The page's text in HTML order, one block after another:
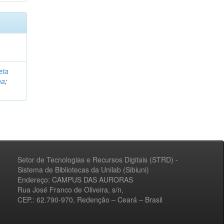
;
Setor de Tecnologias e Recursos Digitais (STRD) -
Sistema de Bibliotecas da Unilab (Sibiuni)
Endereço: CAMPUS DAS AURORAS
Rua José Franco de Oliveira, s/n,
CEP.: 62.790-970, Redenção – Ceará – Brasil